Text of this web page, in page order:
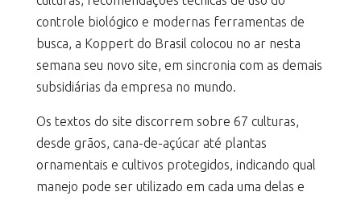
controle biológico e modernas ferramentas de
busca, a Koppert do Brasil colocou no ar nesta
semana seu novo site, em sincronia com as demais
subsidiárias da empresa no mundo.
Os textos do site discorrem sobre 67 culturas,
desde grãos, cana-de-açúcar até plantas
ornamentais e cultivos protegidos, indicando qual
manejo pode ser utilizado em cada uma delas e